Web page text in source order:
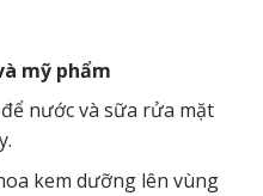
mỹ phẩm
nước và sữa rửa mặt
kem dưỡng lên vùng